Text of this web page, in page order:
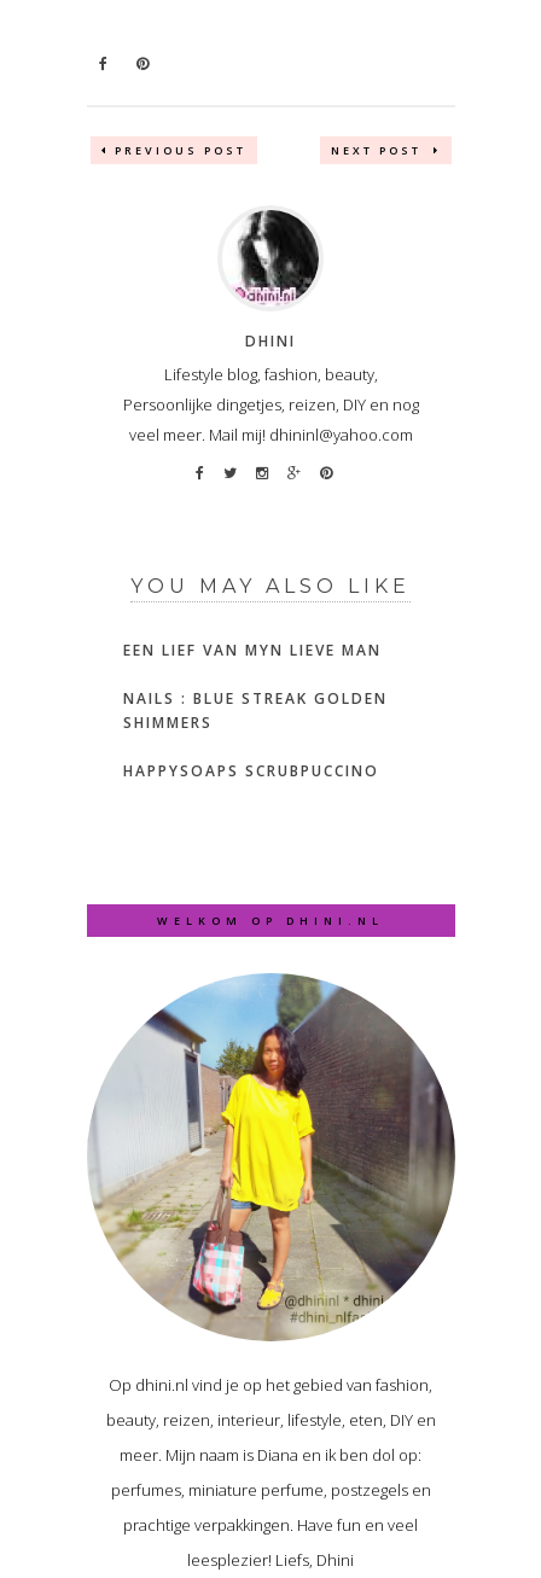
PREVIOUS POST NEXT POST
DHINI
Lifestyle blog, fashion, beauty,
Persoonlijke dingetjes, reizen, DIY en nog
veel meer. Mail mij! dhininl@yahoo.com
YOU MAY ALSO LIKE
EEN LIEF VAN MYN LIEVE MAN
NAILS : BLUE STREAK GOLDEN
SHIMMERS
HAPPYSOAPS SCRUBPUCCINO
WELKOM OP DHINI.NL
Op dhini.nl vind je op het gebied van fashion,
beauty, reizen, interieur, lifestyle, eten, DIY en
meer. Mijn naam is Diana en ik ben dol op:
perfumes, miniature perfume, postzegels en
prachtige verpakkingen. Have fun en veel
leesplezier! Liefs, Dhini